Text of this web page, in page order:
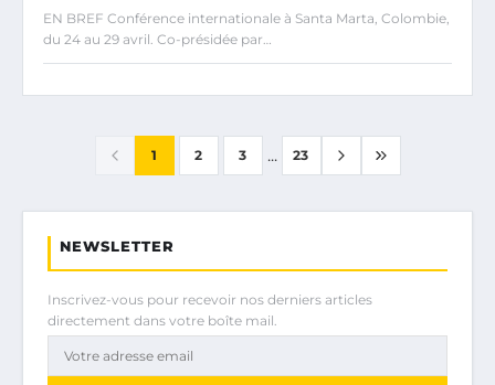
EN BREF Conférence internationale à Santa Marta, Colombie,
du 24 au 29 avril. Co-présidée par…
1 2 3 ... 23
NEWSLETTER
Inscrivez-vous pour recevoir nos derniers articles
directement dans votre boîte mail.